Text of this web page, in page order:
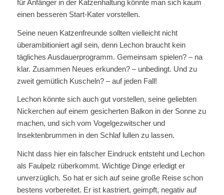
für Anfänger in der Katzenhaltung könnte man sich kaum
einen besseren Start-Kater vorstellen.
Seine neuen Katzenfreunde sollten vielleicht nicht
überambitioniert agil sein, denn Lechon braucht kein
tägliches Ausdauerprogramm. Gemeinsam spielen? – na
klar. Zusammen Neues erkunden? – unbedingt. Und zu
zweit gemütlich Kuscheln? – auf jeden Fall!
Lechon könnte sich auch gut vorstellen, seine geliebten
Nickerchen auf einem gesicherten Balkon in der Sonne zu
machen, und sich vom Vogelgezwitscher und
Insektenbrummen in den Schlaf lullen zu lassen.
Nicht dass hier ein falscher Eindruck entsteht und Lechon
als Faulpelz rüberkommt. Wichtige Dinge erledigt er
unverzüglich. So hat er sich auf seine große Reise schon
bestens vorbereitet. Er ist kastriert, geimpft, negativ auf